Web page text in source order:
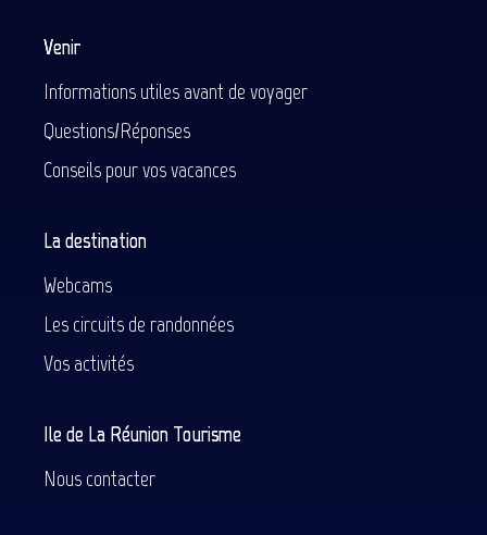
Venir
Informations utiles avant de voyager
Questions/Réponses
Conseils pour vos vacances
La destination
Webcams
Les circuits de randonnées
Vos activités
Ile de La Réunion Tourisme
Nous contacter